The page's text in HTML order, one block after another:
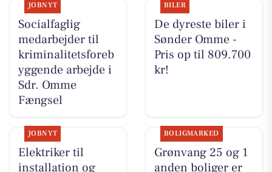
JOBNYT
Socialfaglig
medarbejder til
kriminalitetsforeb
yggende arbejde i
Sdr. Omme
Fængsel
BILER
De dyreste biler i
Sønder Omme -
Pris op til 809.700
kr!
JOBNYT
Elektriker til
installation og
BOLIGMARKED
Grønvang 25 og 1
anden boliger er